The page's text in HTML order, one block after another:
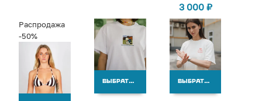
3 000 ₽
Распродажа
-50%
ВЫБРАТЬ ВАРИАНТЫ ВЫБРАТЬ ВАРИАНТЫ